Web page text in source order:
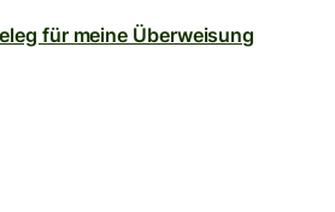
für meine Überweisung